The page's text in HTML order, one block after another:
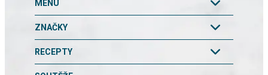
MENU
ZNAČKY
RECEPTY